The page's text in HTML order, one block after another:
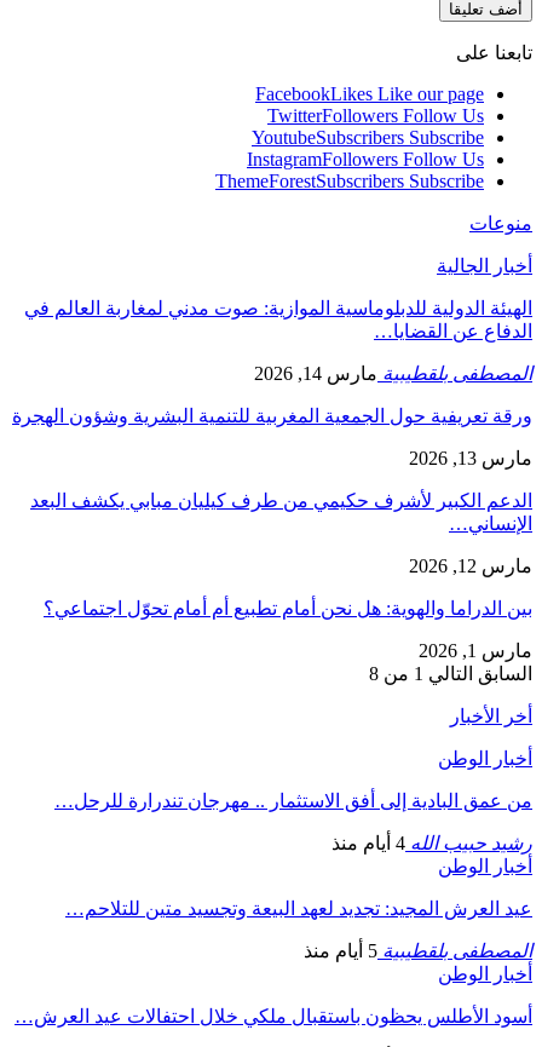
تابعنا على
FacebookLikes Like our page
TwitterFollowers Follow Us
YoutubeSubscribers Subscribe
InstagramFollowers Follow Us
ThemeForestSubscribers Subscribe
منوعات
أخبار الجالية
الهيئة الدولية للدبلوماسية الموازية: صوت مدني لمغاربة العالم في
الدفاع عن القضايا…
المصطفى بلقطيبية مارس 14, 2026
ورقة تعريفية حول الجمعية المغربية للتنمية البشرية وشؤون الهجرة
مارس 13, 2026
الدعم الكبير لأشرف حكيمي من طرف كيليان مبابي يكشف البعد
الإنساني…
مارس 12, 2026
بين الدراما والهوية: هل نحن أمام تطبيع أم أمام تحوّل اجتماعي؟
مارس 1, 2026
السابق التالي 1 من 8
أخر الأخبار
أخبار الوطن
من عمق البادية إلى أفق الاستثمار .. مهرجان تندرارة للرحل…
رشيد حبيب الله 4 أيام منذ
أخبار الوطن
عيد العرش المجيد: تجديد لعهد البيعة وتجسيد متين للتلاحم…
المصطفى بلقطيبية 5 أيام منذ
أخبار الوطن
أسود الأطلس يحظون باستقبال ملكي خلال احتفالات عيد العرش…